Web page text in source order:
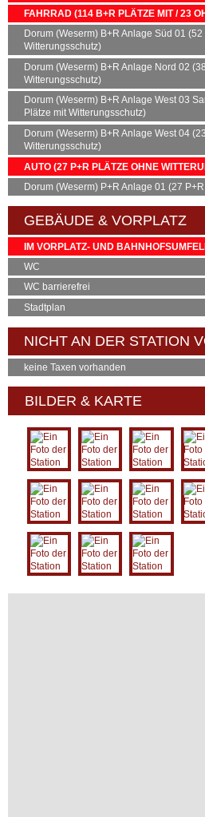
LINIE
RICHTUNG
AST
523
Dorum
523
Wremen
524
Dorum-Neufeld
545
Bad Bedakesa
546
Midlum
546
Nordholz
FAHRRAD (114B+R PLÄTZE MIT / 23
Dorum (Weserm) B+R Anlage Süd 01 (52
Witterungsschutz)
Dorum (Weserm) B+R Anlage Nord 02 (38
Witterungsschutz)
Dorum (Weserm) B+R Anlage West 03
Plätze mit Witterungsschutz)
Dorum (Weserm) B+R Anlage West 04 (23
Witterungsschutz)
AUTO (27P+R PLÄTZE OHNE
Dorum (Weserm) P+R Anlage 01 (27 P+R
GEBÄUDE & VORPLATZ
IM VORPLATZ- UND
WC
WC barrierefrei
Stadtplan
NICHT AN DER STATION
keine Taxen vorhanden
BILDER & KARTE